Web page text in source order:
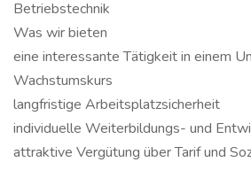
Betriebstechnik
Was wir bieten
eine interessante Tätigkeit in einem
Wachstumskurs
langfristige Arbeitsplatzsicherheit
individuelle Weiterbildungs- und
attraktive Vergütung über Tarif und